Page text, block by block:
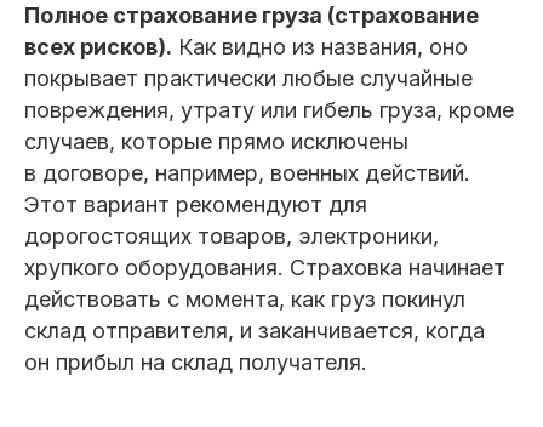
Полное страхование груза (страхование
всех рисков). Как видно из названия, оно
покрывает практически любые случайные
повреждения, утрату или гибель груза, кроме
случаев, которые прямо исключены
в договоре, например, военных действий.
Этот вариант рекомендуют для
дорогостоящих товаров, электроники,
хрупкого оборудования. Страховка начинает
действовать с момента, как груз покинул
склад отправителя, и заканчивается, когда
он прибыл на склад получателя.